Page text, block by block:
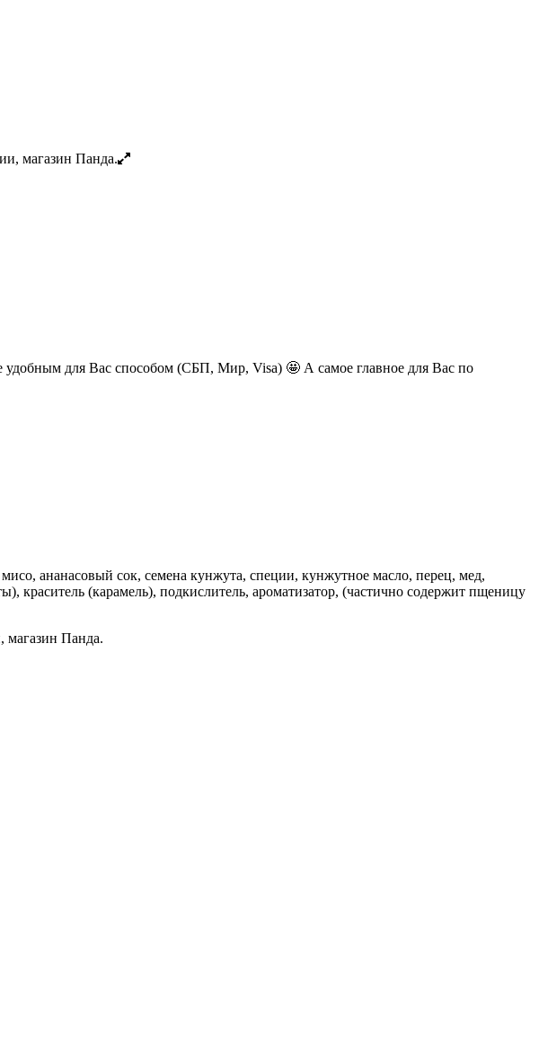
для Вас способом (СБП, Мир, Visa) 🤩 А самое главное для Вас по
ананасовый сок, семена кунжута, специи, кунжутное масло, перец, мед,
краситель (карамель), подкислитель, ароматизатор, (частично содержит пщеницу
магазин Панда.